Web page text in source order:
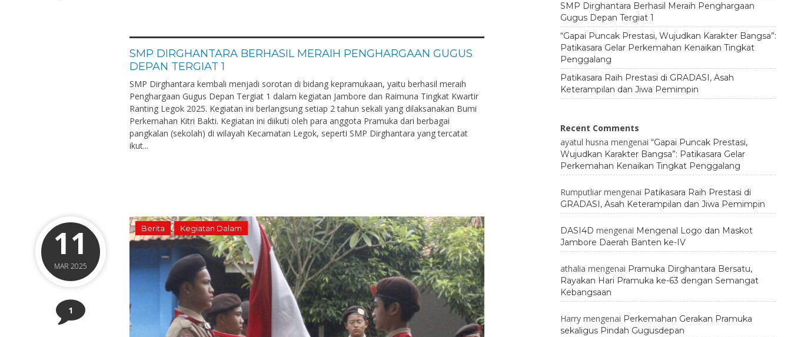
SMP DIRGHANTARA BERHASIL MERAIH PENGHARGAAN GUGUS
DEPAN TERGIAT 1
SMP Dirghantara kembali menjadi sorotan di bidang kepramukaan, yaitu berhasil meraih
Penghargaan Gugus Depan Tergiat 1 dalam kegiatan Jambore dan Raimuna Tingkat Kwartir
Ranting Legok 2025. Kegiatan ini berlangsung setiap 2 tahun sekali yang dilaksanakan Bumi
Perkemahan Kitri Bakti. Kegiatan ini diikuti oleh para anggota Pramuka dari berbagai
pangkalan (sekolah) di wilayah Kecamatan Legok, seperti SMP Dirghantara yang tercatat
ikut...
11
MAR 2025
1
Berita Kegiatan Dalam
SMP Dirghantara Berhasil Meraih Penghargaan
Gugus Depan Tergiat 1
“Gapai Puncak Prestasi, Wujudkan Karakter Bangsa”:
Patikasara Gelar Perkemahan Kenaikan Tingkat
Penggalang
Patikasara Raih Prestasi di GRADASI, Asah
Keterampilan dan Jiwa Pemimpin
Recent Comments
ayatul husna mengenai “Gapai Puncak Prestasi,
Wujudkan Karakter Bangsa”: Patikasara Gelar
Perkemahan Kenaikan Tingkat Penggalang
Rumputliarmengenai Patikasara Raih Prestasi di
GRADASI, Asah Keterampilan dan Jiwa Pemimpin
DASI4D mengenai Mengenal Logo dan Maskot
Jambore Daerah Banten ke-IV
athalia mengenai Pramuka Dirghantara Bersatu,
Rayakan Hari Pramuka ke-63 dengan Semangat
Kebangsaan
Harrymengenai Perkemahan Gerakan Pramuka
sekaligus Pindah Gugusdepan